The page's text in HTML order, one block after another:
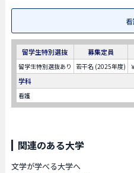
留学生特別選抜 募集定員
留学生特別選抜あり 若干名 (2025年度)
学科
看護
関連のある大学
文学が学べる大学へ